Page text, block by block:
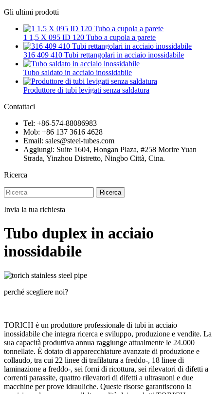
Gli ultimi prodotti
1 1,5 X 095 ID 120 Tubo a cupola a parete
316 409 410 Tubi rettangolari in acciaio inossidabile
Tubo saldato in acciaio inossidabile
Produttore di tubi levigati senza saldatura
Contattaci
Tel: +86-574-88086983
Mob: +86 137 3616 4628
Email: sales@steel-tubes.com
Aggiungi: Suite 1604, Hongan Plaza, #258 Morire Yuan
Strada, Yinzhou Distretto, Ningbo Città, Cina.
Ricerca
Ricerca
Invia la tua richiesta
Tubo duplex in acciaio
inossidabile
perché scegliere noi?
TORICH è un produttore professionale di tubi in acciaio
inossidabile che integra ricerca e sviluppo, produzione e vendite. La
sua capacità produttiva annua raggiunge attualmente le 24.000
tonnellate. È dotato di apparecchiature avanzate di produzione e
collaudo, tra cui 22 linee di trafilatura a freddo-, 18 linee di
laminazione a freddo-, sei forni di ricottura, sei rilevatori di difetti a
correnti parassite, quattro rilevatori di difetti a ultrasuoni e due
macchine per prove idrauliche. Queste risorse garantiscono la